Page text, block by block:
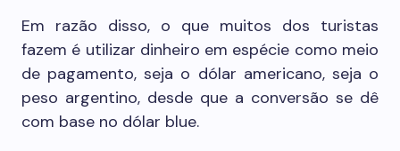
Em razão disso, o que muitos dos turistas
fazem é utilizar dinheiro em espécie como meio
de pagamento, seja o dólar americano, seja o
peso argentino, desde que a conversão se dê
com base no dólar blue.